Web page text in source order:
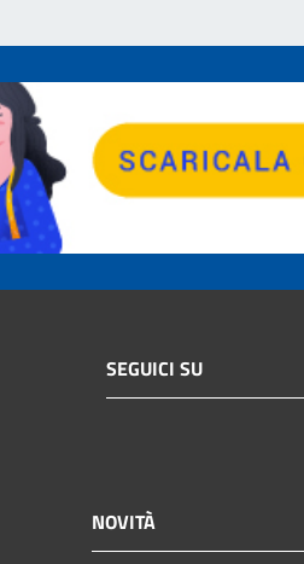
SEGUICI SU
NOVITÀ